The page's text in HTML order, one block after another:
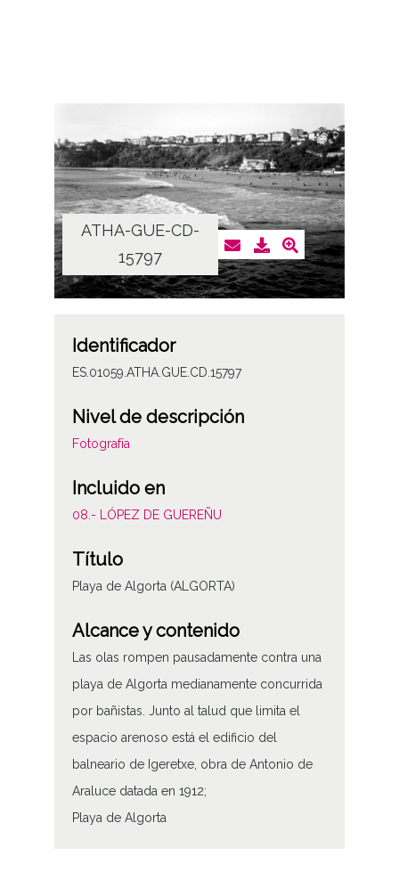
ATHA-GUE-CD-
15797
Identificador
ES.01059.ATHA.GUE.CD.15797
Nivel de descripción
Fotografía
Incluido en
08.- LÓPEZ DE GUEREÑU
Título
Playa de Algorta (ALGORTA)
Alcance y contenido
Las olas rompen pausadamente contra una
playa de Algorta medianamente concurrida
por bañistas. Junto al talud que limita el
espacio arenoso está el edificio del
balneario de Igeretxe, obra de Antonio de
Araluce datada en 1912;
Playa de Algorta